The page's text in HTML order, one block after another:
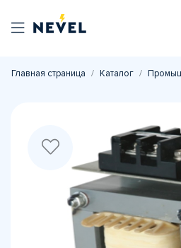
Главная страница Каталог